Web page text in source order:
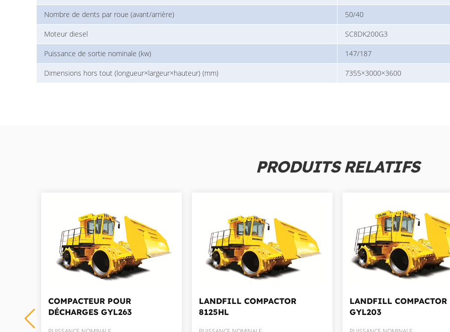
Nombre de dents par roue (avant/arrière) 50/40
Moteur diesel SC8DK200G3
Puissance de sortie nominale (kw) 147/187
Dimensions hors tout (longueur×largeur×hauteur) (mm) 7355×3000×3600
PRODUITS RELATIFS
COMPACTEUR POUR
DÉCHARGES GYL263
LANDFILL COMPACTOR
8125HL
LANDFILL COMPACTOR
GYL203